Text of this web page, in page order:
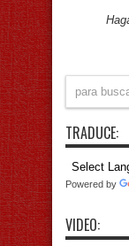
TRADUCE:
Powered by
VIDEO: